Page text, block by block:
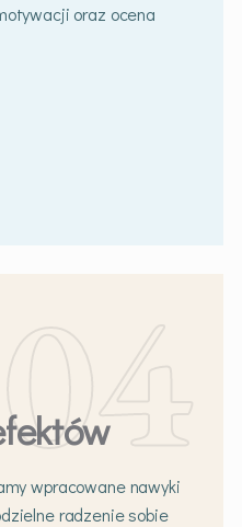
oraz ocena
wpracowane nawyki
radzenie sobie